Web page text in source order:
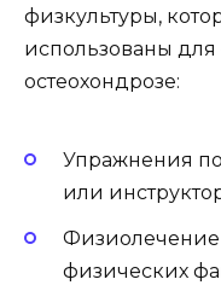
физкультуры,
использованы
остеохондрозе:
Упражнения
или
физических